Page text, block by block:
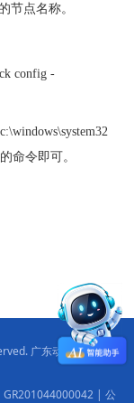
节点名称。
config -
命令即可。
广东动易软件股份
GR201044000042 | 公